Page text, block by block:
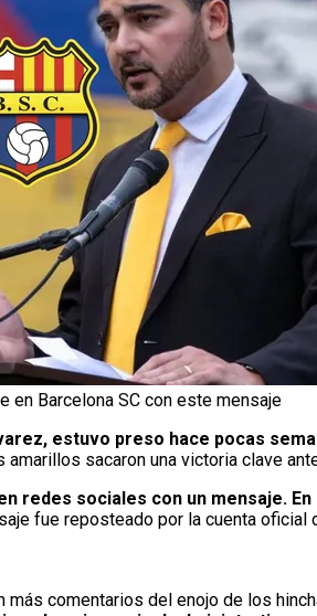
en Barcelona SC con este mensaje
estuvo preso hace pocas
amarillos sacaron una victoria clave
redes sociales con un mensaje.
fue reposteado por la cuenta oficial
comentarios del enojo de los